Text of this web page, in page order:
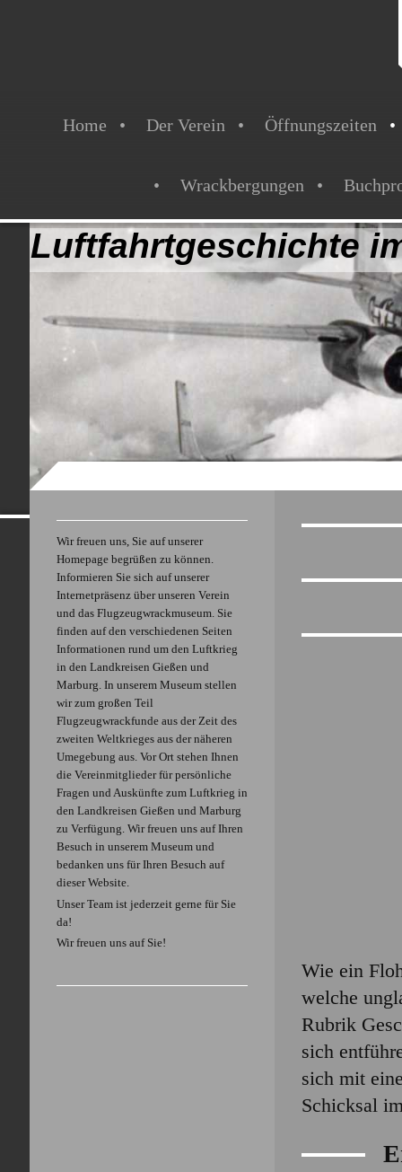
Home Der Verein Öffnungszeiten
Wrackbergungen
Luftfahrtgeschichte
Wie ein
welche
Rubrik
sich
sich mit
Schicksal
Wir freuen uns, Sie auf unserer
Homepage begrüßen zu können.
Informieren Sie sich auf unserer
Internetpräsenz über unseren Verein
und das Flugzeugwrackmuseum. Sie
finden auf den verschiedenen Seiten
Informationen rund um den Luftkrieg
in den Landkreisen Gießen und
Marburg. In unserem Museum stellen
wir zum großen Teil
Flugzeugwrackfunde aus der Zeit des
zweiten Weltkrieges aus der näheren
Umegebung aus. Vor Ort stehen Ihnen
die Vereinmitglieder für persönliche
Fragen und Auskünfte zum Luftkrieg in
den Landkreisen Gießen und Marburg
zu Verfügung. Wir freuen uns auf Ihren
Besuch in unserem Museum und
bedanken uns für Ihren Besuch auf
dieser Website.
Unser Team ist jederzeit gerne für Sie
da!
Wir freuen uns auf Sie!